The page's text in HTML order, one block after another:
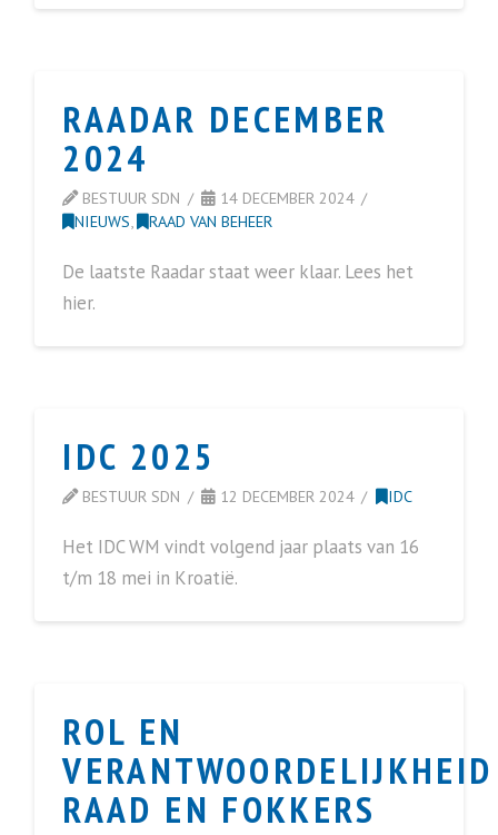
RAADAR DECEMBER
2024
BESTUUR SDN
14 DECEMBER 2024
NIEUWS, RAAD VAN BEHEER
De laatste Raadar staat weer klaar. Lees het
hier.
IDC 2025
BESTUUR SDN 12 DECEMBER 2024 IDC
Het IDC WM vindt volgend jaar plaats van 16
t/m 18 mei in Kroatië.
ROL EN
VERANTWOORDELIJKHEID
RAAD EN FOKKERS